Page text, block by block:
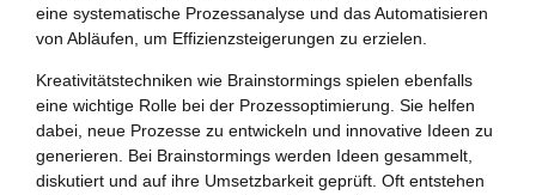
eine systematische Prozessanalyse und das Automatisieren
von Abläufen, um Effizienzsteigerungen zu erzielen.
Kreativitätstechniken wie Brainstormings spielen ebenfalls
eine wichtige Rolle bei der Prozessoptimierung. Sie helfen
dabei, neue Prozesse zu entwickeln und innovative Ideen zu
generieren. Bei Brainstormings werden Ideen gesammelt,
diskutiert und auf ihre Umsetzbarkeit geprüft. Oft entstehen